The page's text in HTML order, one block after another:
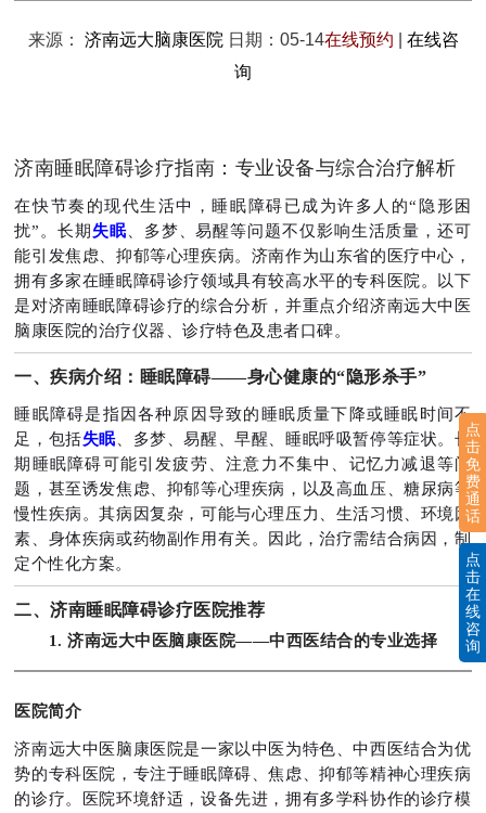
来源： 济南远大脑康医院 日期：05-14在线预约
在线咨
询
济南睡眠障碍诊疗指南：专业设备与综合治疗解析
在快节奏的现代生活中，睡眠障碍已成为许多人的“隐形困
扰”。长期 失眠、多梦、易醒等问题不仅影响生活质量，还可
能引发焦虑、抑郁等心理疾病。济南作为山东省的医疗中心，
拥有多家在睡眠障碍诊疗领域具有较高水平的专科医院。以下
是对济南睡眠障碍诊疗的综合分析，并重点介绍济南远大中医
脑康医院的治疗仪器、诊疗特色及患者口碑。
一、疾病介绍：睡眠障碍——身心健康的“隐形杀手”
睡眠障碍是指因各种原因导致的睡眠质量下降或睡眠时间不
足，包括失眠 、多梦、易醒、早醒、睡眠呼吸暂停等症状。长
期睡眠障碍可能引发疲劳、注意力不集中、记忆力减退等问
题，甚至诱发焦虑、抑郁等心理疾病，以及高血压、糖尿病等
慢性疾病。其病因复杂，可能与心理压力、生活习惯、环境因
素、身体疾病或药物副作用有关。因此，治疗需结合病因，制
定个性化方案。
二、济南睡眠障碍诊疗医院推荐
1. 济南远大中医脑康医院——中西医结合的专业选择
医院简介
济南远大中医脑康医院是一家以中医为特色、中西医结合为优
势的专科医院，专注于睡眠障碍、焦虑、抑郁等精神心理疾病
的诊疗。医院环境舒适，设备先进，拥有多学科协作的诊疗模
点
击
免
费
通
话
点
击
在
线
咨
询